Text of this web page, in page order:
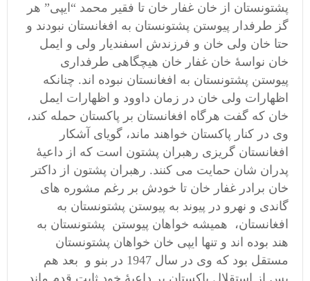
پشتونستان از خان غفار خان تا فقیر محمد “ایپی” هر
گز طرفدار پیوستن پشتونستان به افغانستان نبودند و
حتا خان ولی خان و فرزندش اسفندیار ولی و ایمل
خان نواسۀ خان غفار خان هیچگاهی طرفداری
پیوستن پشتونستان به افغانستان نبوده اند. چنانکه
اظهارات ولی خان در زمان داوود و اظهارات ایمل
خان که گفت هرگاه افغانستان بر پاکستان حمله کند،
وی در کنار پاکستان خواهند ماند، گویای آشکار
افغانستان گریزی رهبران پشتون است که از داعیۀ
پدران شان حمایت می کنند. رهبران پشتون از داکتر
خان برادر غفار خان تا خودش بر رغم مشوره های
گاندی و نهرو در پیوند به پیوستن پشتونستان به
افغانستان، همیشه خواهان پیوستن پشتونستان به
هند بوده اند و تنها ایپی خان خواهان پشتونستان
مستقل بود که وی در سال 1947 در بنو و بعد هم
پس از استقلال پاکستان بر داعیۀ خود ثابت قدم ماند